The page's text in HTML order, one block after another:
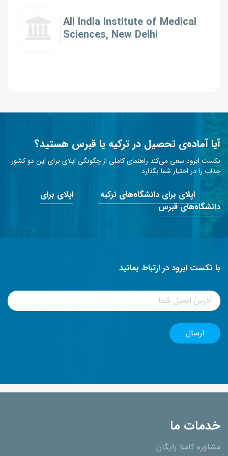
All India Institute of Medical
Sciences, New Delhi
آیا آماده‌ی تحصیل در ترکیه یا قبرس هستید؟
نکست ابرود سعی می‌کند راهنمای کاملی از چگونگی اپلای برای این دو کشور
جذاب را در اختیار شما بگذارد
اپلای برای دانشگاه‌های ترکیه
اپلای برای
دانشگاه‌های قبرس
با نکست ابرود در ارتباط بمانید
خدمات ما
مشاوره کاملا رایگان